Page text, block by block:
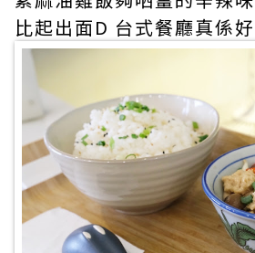
比起出面D 台式餐廳真係好